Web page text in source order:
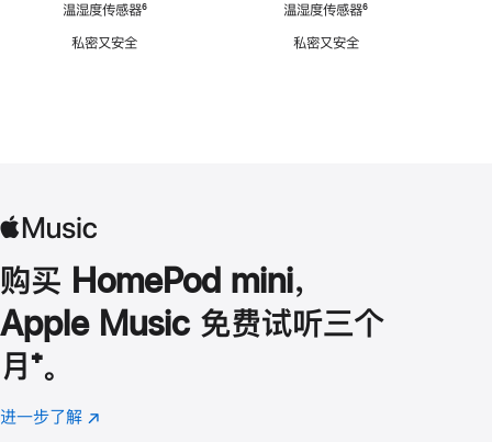
温湿度传感器脚
⁶
私密又安全
温湿度传感器脚
⁶
私密又安全
购买 HomePod mini，
Apple Music 免费试听三个
月 脚
注
⁺。
进一步了解 Apple
(在